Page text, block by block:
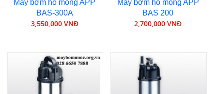
Máy bơm hố móng APP
BAS-300A
3,550,000 VNĐ
Máy bơm hố móng APP
BAS 200
2,700,000 VNĐ